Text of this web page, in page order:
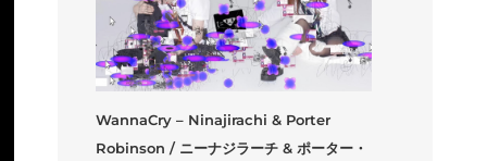
WannaCry – Ninajirachi & Porter
Robinson / ニーナジラーチ & ポーター・